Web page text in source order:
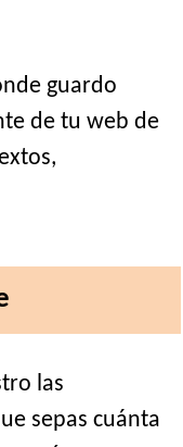
guardo
de tu web de
las
sepas cuánta